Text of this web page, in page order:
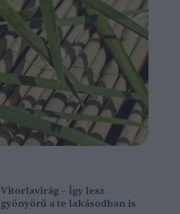
Vitorlavirág – Így lesz
gyönyörű a te lakásodban is